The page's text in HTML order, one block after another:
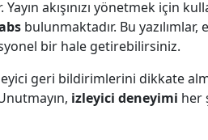
akışınızı yönetmek için
bulunmaktadır. Bu
bir hale getirebilirsiniz.
geri bildirimlerini dikkate
izleyici deneyimi her